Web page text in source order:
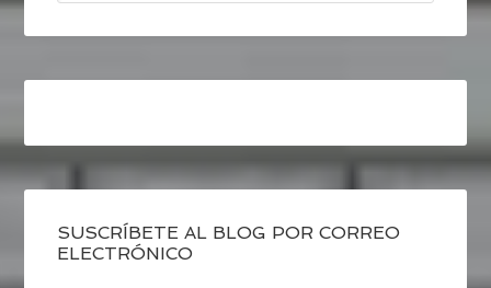
SUSCRÍBETE AL BLOG POR CORREO
ELECTRÓNICO